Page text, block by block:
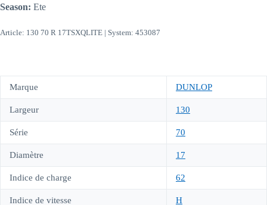
Season: Ete
Article: 130 70 R 17TSXQLITE | System: 453087
Marque DUNLOP
Largeur 130
Série 70
Diamètre 17
Indice de charge 62
Indice de vitesse H